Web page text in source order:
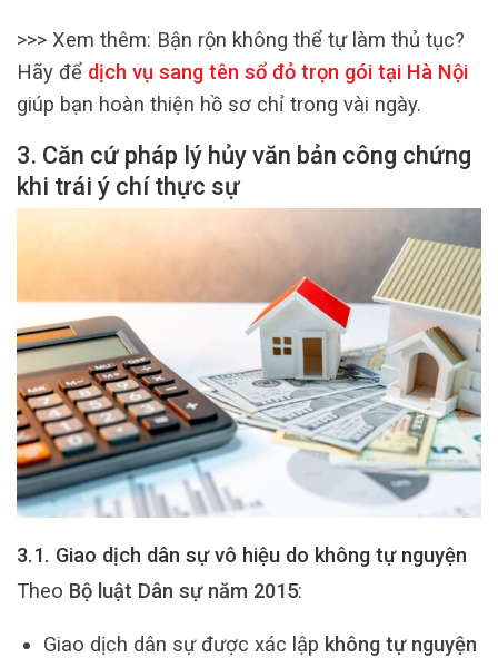
>>> Xem thêm: Bận rộn không thể tự làm thủ tục?
Hãy để dịch vụ sang tên sổ đỏ trọn gói tại Hà Nội
giúp bạn hoàn thiện hồ sơ chỉ trong vài ngày.
3. Căn cứ pháp lý hủy văn bản công chứng
khi trái ý chí thực sự
3.1. Giao dịch dân sự vô hiệu do không tự nguyện
Theo Bộ luật Dân sự năm 2015:
Giao dịch dân sự được xác lập không tự nguyện